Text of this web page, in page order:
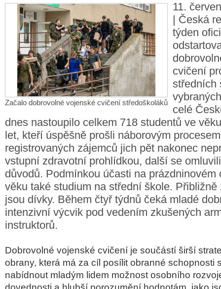
Začalo dobrovolné vojenské cvičení středoškoláků
11.
| Česká
týden
cvičení
středních
celé
dnes nastoupilo celkem 718 studentů ve
let, kteří úspěšně prošli náborovým
registrovaných zájemců jich pět nakonec
vstupní zdravotní prohlídkou, další se
důvodů. Podmínkou účasti na prázdninovém
věku také studium na střední škole.
jsou dívky. Během čtyř týdnů čeká mladé
intenzivní výcvik pod vedením zkušených
instruktorů.
Dobrovolné vojenské cvičení je součástí širší
obrany, která má za cíl posílit obranné schopnosti
nabídnout mladým lidem možnost osobního